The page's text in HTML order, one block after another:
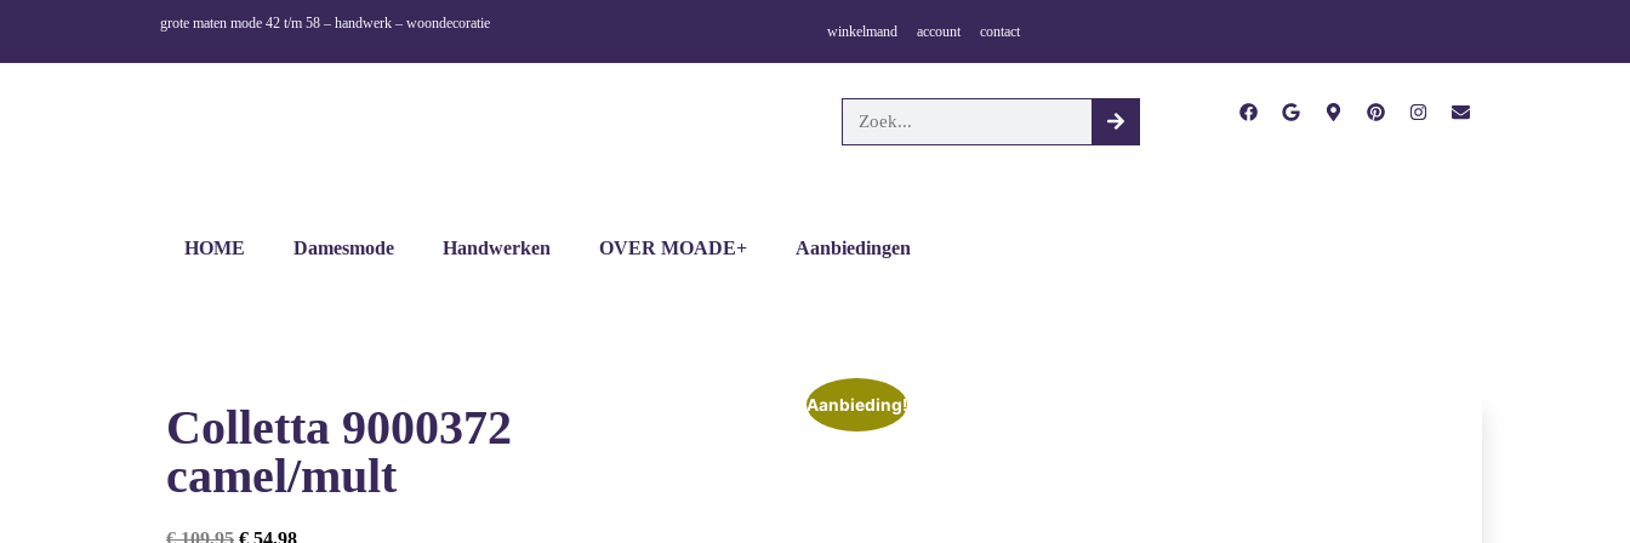
grote maten mode 42 t/m 58 – handwerk – woondecoratie
winkelmand account contact
HOME Damesmode Handwerken OVER MOADE+ Aanbiedingen
Colletta 9000372
camel/mult
Aanbieding!